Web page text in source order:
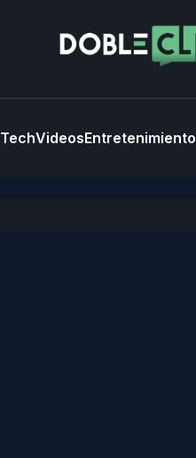
TechVideosEntretenimiento